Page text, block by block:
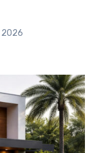
2026